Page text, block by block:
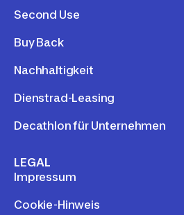
Second Use
Buy Back
Nachhaltigkeit
Dienstrad-Leasing
Decathlon für Unternehmen
LEGAL
Impressum
Cookie-Hinweis